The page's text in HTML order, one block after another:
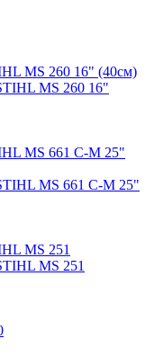
MS 260 16" (40см)
MS 661 C-M 25"
MS 251